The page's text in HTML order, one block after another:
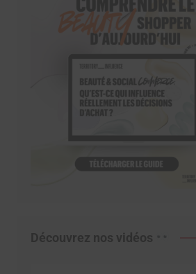
Découvrez nos vidéos